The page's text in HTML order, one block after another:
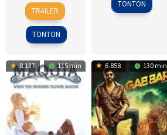
18
Sep
2009
Daniel
Alfredson
TRAILER
TONTON
TONTON
8.137 115 min 6.858 130 min